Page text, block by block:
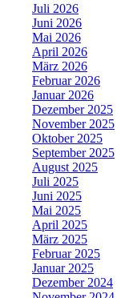
Juli 2026
Juni 2026
Mai 2026
April 2026
März 2026
Februar 2026
Januar 2026
Dezember 2025
November 2025
Oktober 2025
September 2025
August 2025
Juli 2025
Juni 2025
Mai 2025
April 2025
März 2025
Februar 2025
Januar 2025
Dezember 2024